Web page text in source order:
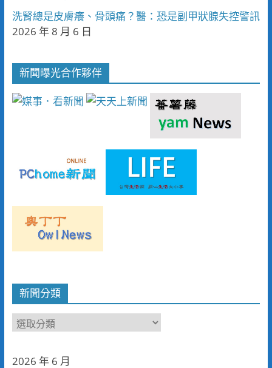
洗腎總是皮膚癢、骨頭痛？醫：恐是副甲狀腺失控警訊
2026 年 8 月 6 日
新聞曝光合作夥伴
新聞分類
新
2026 年 6 月